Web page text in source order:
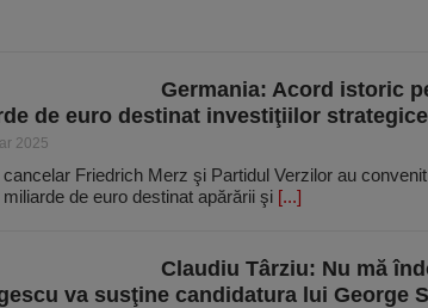
Germania: Acord istoric
de euro destinat investiţiilor strategice
2025
cancelar Friedrich Merz şi Partidul Verzilor au
de euro destinat apărării şi [...]
Claudiu Târziu: Nu mă
va susţine candidatura lui George